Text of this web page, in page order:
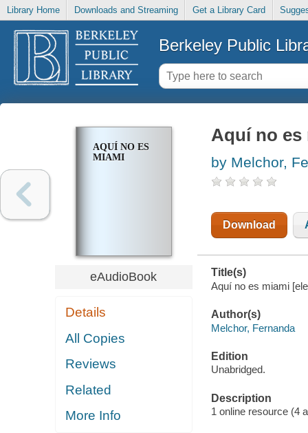
Library Home Downloads and Streaming Get a Library Card
Berkeley Public
AQUÍ NO ES
MIAMI
eAudioBook
Details
All Copies
Reviews
Related
More Info
Aquí no es
by Melchor,
Download
Title(s)
Aquí no es miami
Author(s)
Melchor, Fernanda
Edition
Unabridged.
Description
1 online resource (4